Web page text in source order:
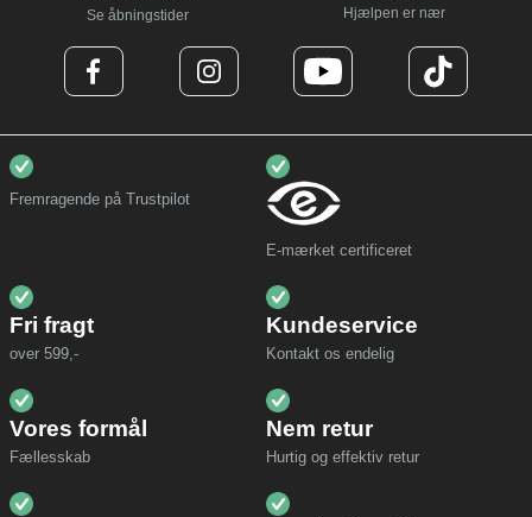
Se åbningstider Hjælpen er nær
Fremragende på Trustpilot
E-mærket certificeret
Fri fragt
over 599,-
Kundeservice
Kontakt os endelig
Vores formål
Fællesskab
Nem retur
Hurtig og effektiv retur